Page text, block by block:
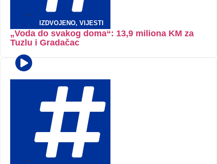
IZDVOJENO, VIJESTI
„Voda do svakog doma“: 13,9 miliona KM za
Tuzlu i Gradačac